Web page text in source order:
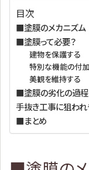
目次
■塗膜のメカニズム
■塗膜って必要？
建物を保護する
特別な機能の付加
美観を維持する
■塗膜の劣化の過程
手抜き工事に狙わ
■まとめ